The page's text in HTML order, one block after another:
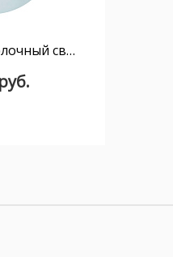
Настенно-потолочный светильник MANTRA BORA BORA C0101